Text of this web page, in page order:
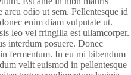
arcu odio ut sem. Pellentesque id
enim diam vulputate ut.
leo vel fringilla est ullamcorper.
interdum posuere. Donec
fermentum. In eu mi bibendum
velit euismod in pellentesque